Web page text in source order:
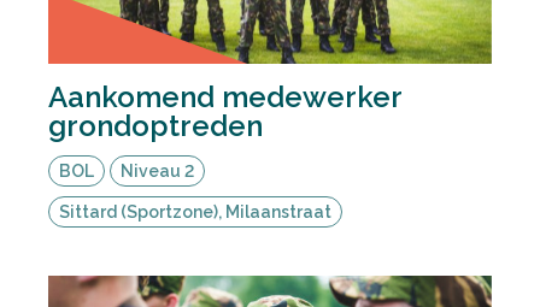
Aankomend medewerker
grondoptreden
BOL Niveau 2
Sittard (Sportzone), Milaanstraat